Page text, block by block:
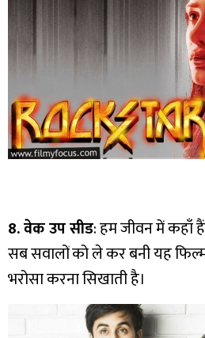
8. वेक उप सीड: हम जीवन में कहाँ
सब सवालों को ले कर बनी यह
भरोसा करना सिखाती है।